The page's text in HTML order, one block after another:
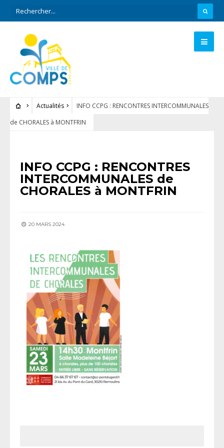
Actualités
INFO CCPG : RENCONTRES INTERCOMMUNALES
de CHORALES à MONTFRIN
INFO CCPG : RENCONTRES
INTERCOMMUNALES de
CHORALES à MONTFRIN
20 MARS 2024